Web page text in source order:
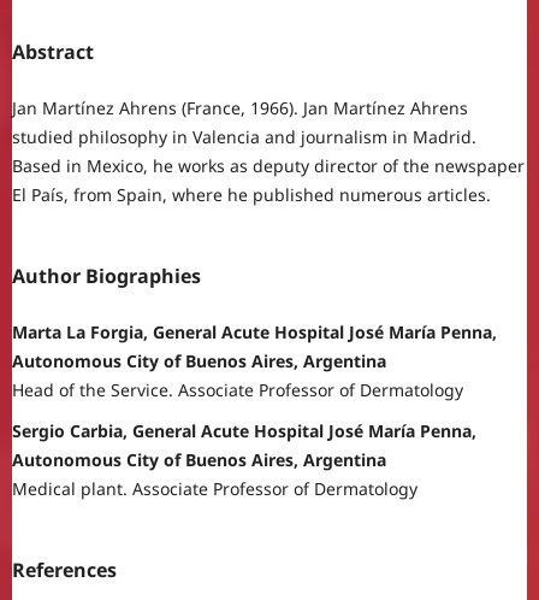
Abstract
Jan Martínez Ahrens (France, 1966). Jan Martínez Ahrens
studied philosophy in Valencia and journalism in Madrid.
Based in Mexico, he works as deputy director of the newspaper
El País, from Spain, where he published numerous articles.
Author Biographies
Marta La Forgia, General Acute Hospital José María Penna,
Autonomous City of Buenos Aires, Argentina
Head of the Service. Associate Professor of Dermatology
Sergio Carbia, General Acute Hospital José María Penna,
Autonomous City of Buenos Aires, Argentina
Medical plant. Associate Professor of Dermatology
References